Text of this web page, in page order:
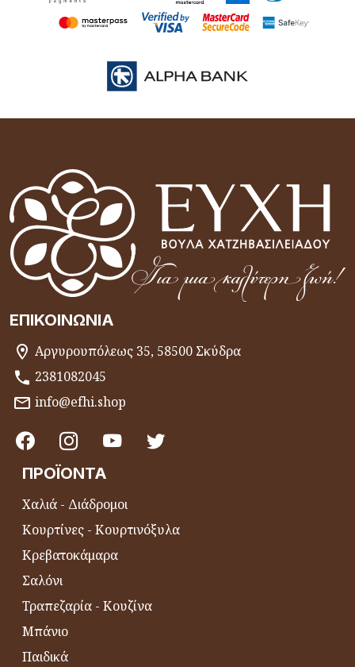
ΕΠΙΚΟΙΝΩΝΊΑ
Αργυρουπόλεως 35, 58500 Σκύδρα
2381082045
info@efhi.shop
ΠΡΟΪΌΝΤΑ
Χαλιά - Διάδρομοι
Κουρτίνες - Κουρτινόξυλα
Κρεβατοκάμαρα
Σαλόνι
Τραπεζαρία - Κουζίνα
Μπάνιο
Παιδικά